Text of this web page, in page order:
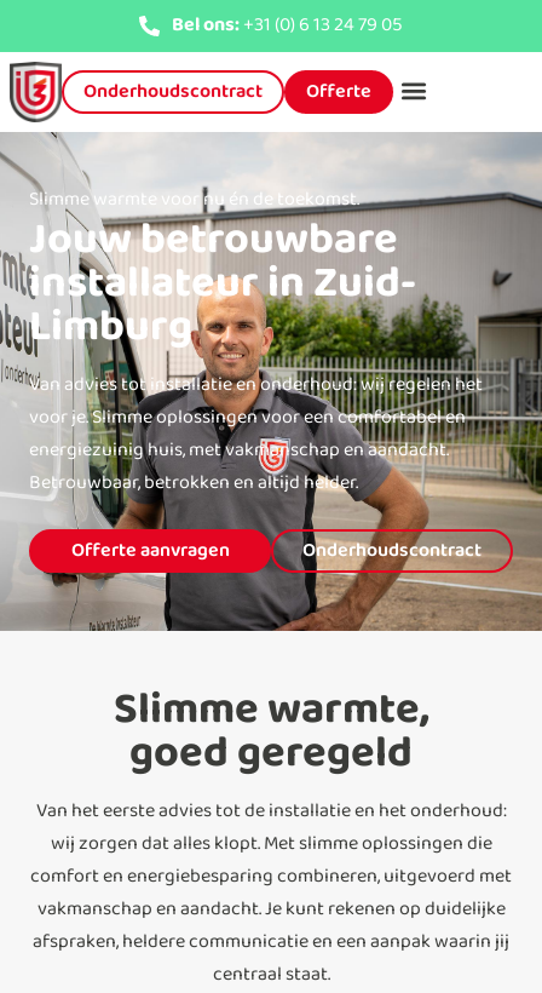
Bel ons:+31 (0) 6 13 24 79 05
Onderhoudscontract Offerte
Slimme warmte voor nu én de toekomst.
Jouw betrouwbare
installateur in Zuid-
Limburg
Van advies tot installatie en onderhoud: wij regelen het
voor je. Slimme oplossingen voor een comfortabel en
energiezuinig huis, met vakmanschap en aandacht.
Betrouwbaar, betrokken en altijd helder.
Offerte aanvragen Onderhoudscontract
Slimme warmte,
goed geregeld
Van het eerste advies tot de installatie en het onderhoud:
wij zorgen dat alles klopt. Met slimme oplossingen die
comfort en energiebesparing combineren, uitgevoerd met
vakmanschap en aandacht. Je kunt rekenen op duidelijke
afspraken, heldere communicatie en een aanpak waarin jij
centraal staat.